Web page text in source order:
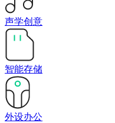
声学创意
智能存储
外设办公